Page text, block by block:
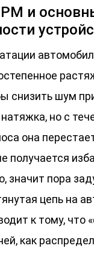
и
снизить шум
но с
она
получается
значит пора
цепь на
к тому, что
как